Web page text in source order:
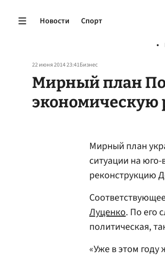
Новости Спорт
22 июня 2014 23:41Бизнес
Мирный план
экономическую
Мирный план
ситуации на
реконструкцию
Луценко. По его
политическая,
«Уже в этом